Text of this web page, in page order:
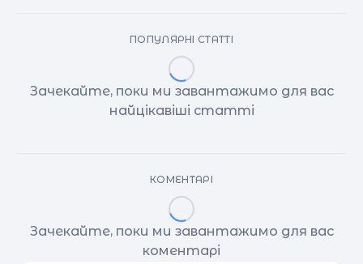
ПОПУЛЯРНІ СТАТТІ
Зачекайте, поки ми завантажимо для вас
найцікавіші статті
КОМЕНТАРІ
Зачекайте, поки ми завантажимо для вас
коментарі